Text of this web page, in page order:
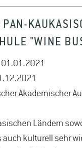
"WINE
01.01.2021
Akademischer
Ländern
kulturell sehr